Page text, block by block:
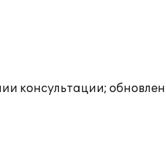
консультации;